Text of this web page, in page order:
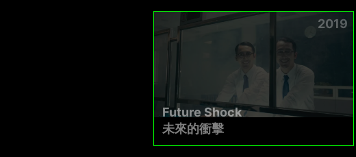
2019
Future Shock
未來的衝擊